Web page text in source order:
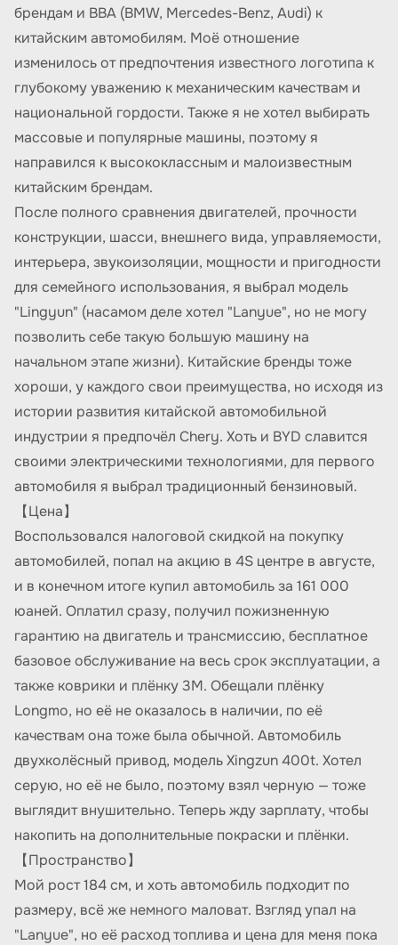
брендам и BBA (BMW, Mercedes-Benz, Audi) к
китайским автомобилям. Моё отношение
изменилось от предпочтения известного логотипа к
глубокому уважению к механическим качествам и
национальной гордости. Также я не хотел выбирать
массовые и популярные машины, поэтому я
направился к высококлассным и малоизвестным
китайским брендам.
После полного сравнения двигателей, прочности
конструкции, шасси, внешнего вида, управляемости,
интерьера, звукоизоляции, мощности и пригодности
для семейного использования, я выбрал модель
"Lingyun" (насамом деле хотел "Lanyue", но не могу
позволить себе такую большую машину на
начальном этапе жизни). Китайские бренды тоже
хороши, у каждого свои преимущества, но исходя из
истории развития китайской автомобильной
индустрии я предпочёл Chery. Хоть и BYD славится
своими электрическими технологиями, для первого
автомобиля я выбрал традиционный бензиновый.
【Цена】
Воспользовался налоговой скидкой на покупку
автомобилей, попал на акцию в 4S центре в августе,
и в конечном итоге купил автомобиль за 161 000
юаней. Оплатил сразу, получил пожизненную
гарантию на двигатель и трансмиссию, бесплатное
базовое обслуживание на весь срок эксплуатации, а
также коврики и плёнку 3M. Обещали плёнку
Longmo, но её не оказалось в наличии, по её
качествам она тоже была обычной. Автомобиль
двухколёсный привод, модель Xingzun 400t. Хотел
серую, но её не было, поэтому взял черную — тоже
выглядит внушительно. Теперь жду зарплату, чтобы
накопить на дополнительные покраски и плёнки.
【Пространство】
Мой рост 184 см, и хоть автомобиль подходит по
размеру, всё же немного маловат. Взгляд упал на
"Lanyue", но её расход топлива и цена для меня пока